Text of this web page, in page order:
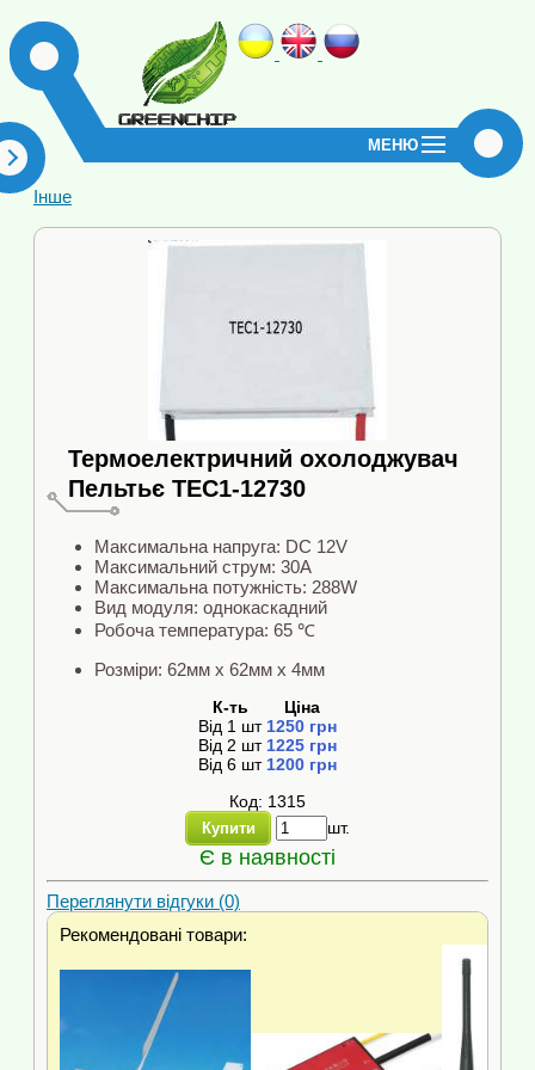
МЕНЮ
Інше
Термоелектричний охолоджувач
Пельтьє ТЕС1-12730
Максимальна напруга: DC 12V
Максимальний струм: 30A
Максимальна потужність: 288W
Вид модуля: однокаскадний
Робоча температура: 65 ℃
Розміри: 62мм x 62мм x 4мм
К-ть
Ціна
Від 1 шт 1250 грн
Від 2 шт 1225 грн
Від 6 шт 1200 грн
Код: 1315
Купити шт.
Є в наявності
Переглянути відгуки (0)
Рекомендовані товари: